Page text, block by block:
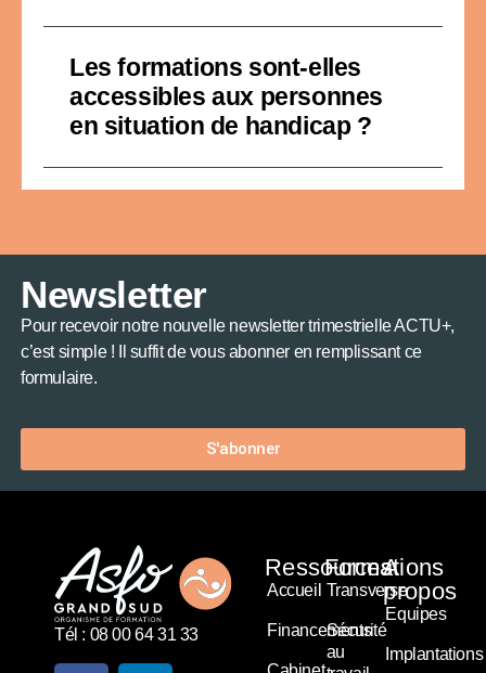
Les formations sont-elles
accessibles aux personnes
en situation de handicap ?
Newsletter
Pour recevoir notre nouvelle newsletter trimestrielle ACTU+,
c’est simple ! Il suffit de vous abonner en remplissant ce
formulaire.
S'abonner
Tél : 08 00 64 31 33
Ressources
Accueil
Financements
Formations
Transverse
Sécurité
au
A
propos
Equipes
Implantations